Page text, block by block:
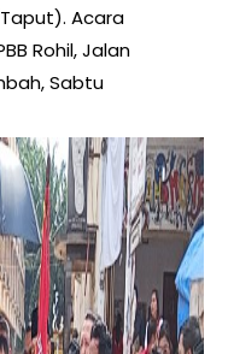
Acara
Rohil, Jalan
Sabtu